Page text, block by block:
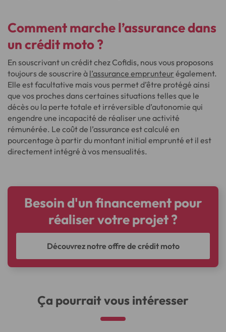
Comment marche l’assurance dans
un crédit moto ?
En souscrivant un crédit chez Cofidis, nous vous proposons
toujours de souscrire à l’assurance emprunteur également.
Elle est facultative mais vous permet d’être protégé ainsi
que vos proches dans certaines situations telles que le
décès ou la perte totale et irréversible d’autonomie qui
engendre une incapacité de réaliser une activité
rémunérée. Le coût de l’assurance est calculé en
pourcentage à partir du montant initial emprunté et il est
directement intégré à vos mensualités.
Besoin d'un financement pour
réaliser votre projet ?
Découvrez notre offre de crédit moto
Ça pourrait vous intéresser